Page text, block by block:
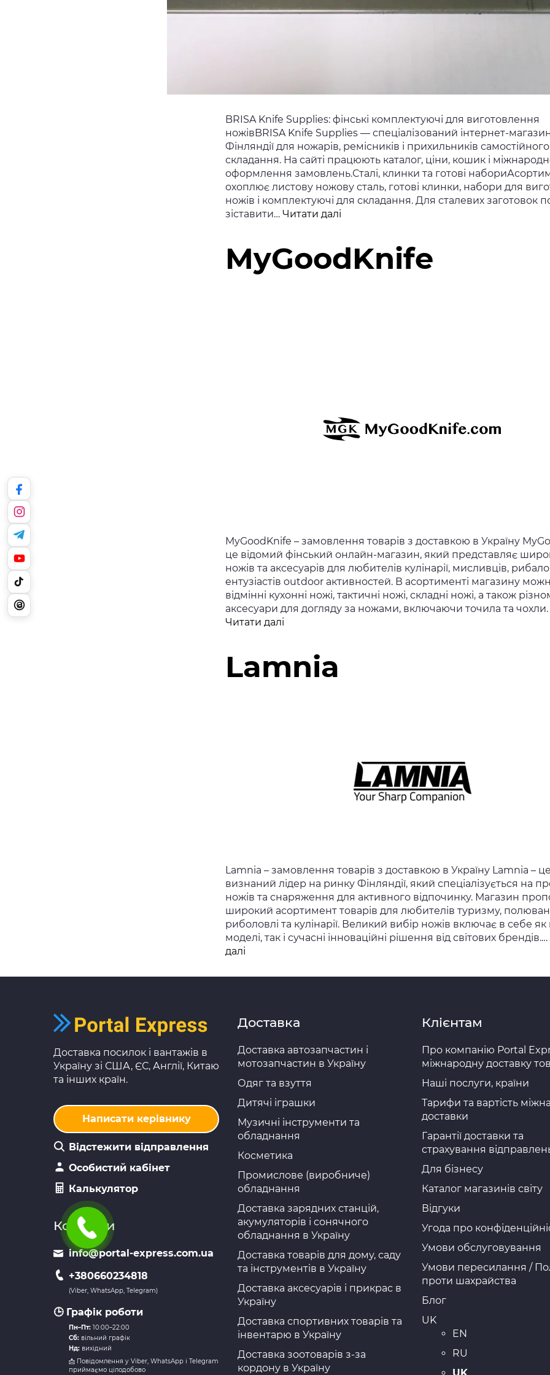
BRISA Knife Supplies: фінські комплектуючі для виготовлення
ножівBRISA Knife Supplies — спеціалізований інтернет-магазин
Фінляндії для ножарів, ремісників і прихильників самостійного
складання. На сайті працюють каталог, ціни, кошик і
оформлення замовлень.Сталі, клинки та готові
охоплює листову ножову сталь, готові клинки, набори для
ножів і комплектуючі для складання. Для сталевих заготовок
зіставити… Читати далі
MyGoodKnife
MyGoodKnife – замовлення товарів з доставкою в Україну
це відомий фінський онлайн-магазин, який представляє
ножів та аксесуарів для любителів кулінарії, мисливців,
ентузіастів outdoor активностей. В асортименті магазину
відмінні кухонні ножі, тактичні ножі, складні ножі, а також
аксесуари для догляду за ножами, включаючи точила та
Читати далі
Lamnia
Lamnia – замовлення товарів з доставкою в Україну Lamnia – це
визнаний лідер на ринку Фінляндії, який спеціалізується на
ножів та снаряження для активного відпочинку. Магазин
широкий асортимент товарів для любителів туризму,
риболовлі та кулінарії. Великий вибір ножів включає в себе як
моделі, так і сучасні інноваційні рішення від світових брендів.…
далі
Доставка посилок і вантажів в
Україну зі США, ЄС, Англії, Китаю
та інших країн.
Написати керівнику
Відстежити відправлення
Особистий кабінет
Калькулятор
Контакти
info@portal-express.com.ua
+380660234818
(Viber, WhatsApp, Telegram)
🕒 Графік роботи
Пн–Пт: 10:00–22:00
Сб: вільний графік
Нд: вихідний
📩 Повідомлення у Viber, WhatsApp і Telegram
приймаємо цілодобово
Доставка
Доставка автозапчастин і
мотозапчастин в Україну
Одяг та взуття
Дитячі іграшки
Музичні інструменти та
обладнання
Косметика
Промислове (виробниче)
обладнання
Доставка зарядних станцій,
акумуляторів і сонячного
обладнання в Україну
Доставка товарів для дому, саду
та інструментів в Україну
Доставка аксесуарів і прикрас в
Україну
Доставка спортивних товарів та
інвентарю в Україну
Доставка зоотоварів з-за
кордону в Україну
Клієнтам
Про компанію Portal
міжнародну доставку
Наші послуги, країни
Тарифи та вартість
доставки
Гарантії доставки та
страхування
Для бізнесу
Каталог магазинів світу
Відгуки
Угода про
Умови обслуговування
Умови пересилання /
проти шахрайства
Блог
UK
EN
RU